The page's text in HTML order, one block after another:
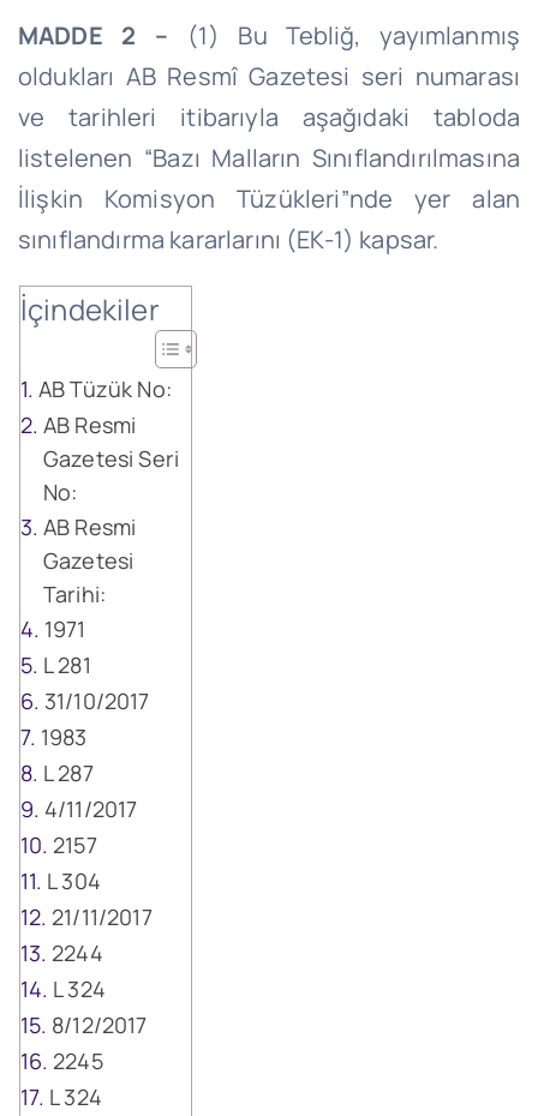
MADDE 2 – (1) Bu Tebliğ, yayımlanmış
oldukları AB Resmî Gazetesi seri numarası
ve tarihleri itibarıyla aşağıdaki tabloda
listelenen “Bazı Malların Sınıflandırılmasına
İlişkin Komisyon Tüzükleri”nde yer alan
sınıflandırma kararlarını (EK-1) kapsar.
İçindekiler
AB Tüzük No:
AB Resmi
Gazetesi Seri
No:
AB Resmi
Gazetesi
Tarihi:
1971
L 281
31/10/2017
1983
L 287
4/11/2017
2157
L 304
21/11/2017
2244
L 324
8/12/2017
2245
L 324